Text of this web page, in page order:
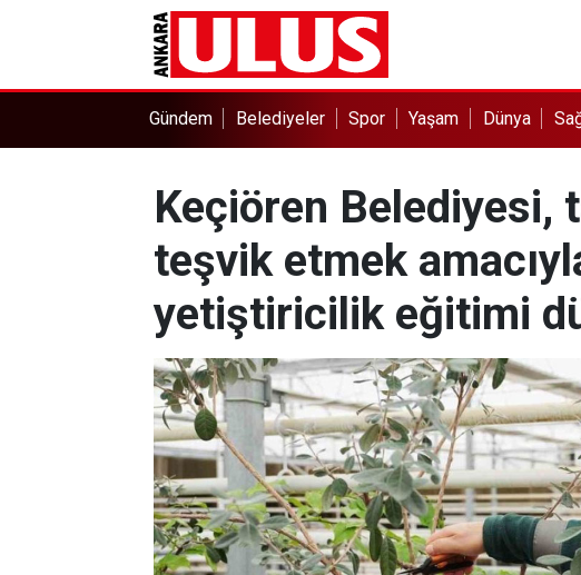
Gündem Belediyeler Spor Yaşam Dünya
Keçiören Belediyesi,
teşvik etmek
yetiştiricilik eğitimi